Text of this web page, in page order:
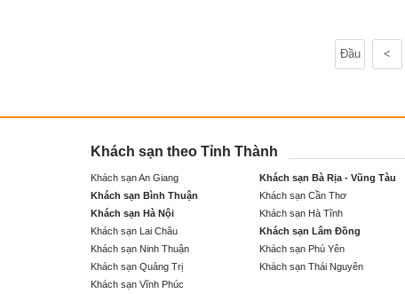
Đầu <
Khách sạn theo Tỉnh Thành
Khách sạn An Giang Khách sạn Bà Rịa - Vũng Tàu
Khách sạn Bình Thuận
Khách sạn Cần Thơ
Khách sạn Hà Nội
Khách sạn Hà Tĩnh
Khách sạn Lai Châu
Khách sạn Lâm Đồng
Khách sạn Ninh Thuận
Khách sạn Phú Yên
Khách sạn Quảng Trị
Khách sạn Thái Nguyên
Khách sạn Vĩnh Phúc